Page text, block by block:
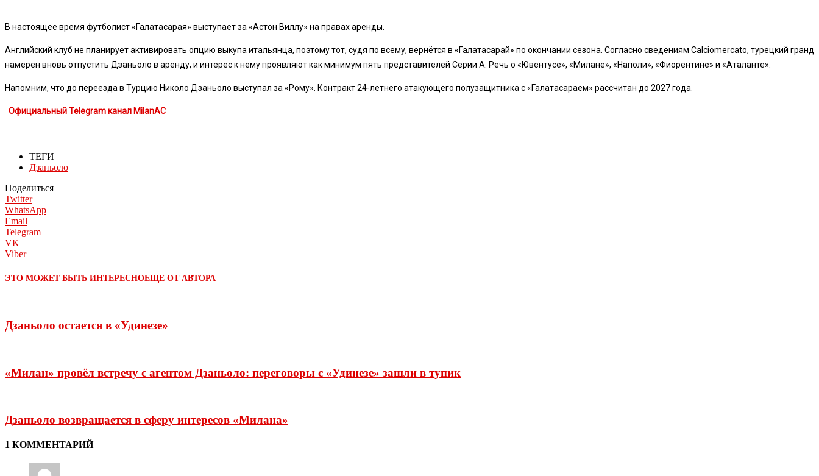
В настоящее время футболист «Галатасарая» выступает за «Астон Виллу» на правах аренды.
Английский клуб не планирует активировать опцию выкупа итальянца, поэтому тот, судя по всему, вернётся в «Галатасарай» по окончании сезона. Согласно сведениям Calciomercato, турецкий гранд
намерен вновь отпустить Дзаньоло в аренду, и интерес к нему проявляют как минимум пять представителей Серии А. Речь о «Ювентусе», «Милане», «Наполи», «Фиорентине» и «Аталанте».
Напомним, что до переезда в Турцию Николо Дзаньоло выступал за «Рому». Контракт 24-летнего атакующего полузащитника с «Галатасараем» рассчитан до 2027 года.
Официальный Telegram канал MilanAC
ТЕГИ
Дзаньоло
Поделиться
Twitter
WhatsApp
Email
Telegram
VK
Viber
ЭТО МОЖЕТ БЫТЬ ИНТЕРЕСНОЕЩЕ ОТ АВТОРА
Дзаньоло остается в «Удинезе»
«Милан» провёл встречу с агентом Дзаньоло: переговоры с «Удинезе» зашли в тупик
Дзаньоло возвращается в сферу интересов «Милана»
1 КОММЕНТАРИЙ